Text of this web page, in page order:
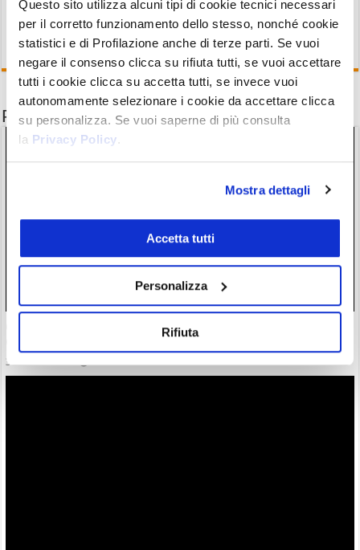
Questo sito utilizza alcuni tipi di cookie tecnici necessari
per il corretto funzionamento dello stesso, nonché cookie
statistici e di Profilazione anche di terze parti. Se vuoi
negare il consenso clicca su rifiuta tutti, se vuoi accettare
tutti i cookie clicca su accetta tutti, se invece vuoi
autonomamente selezionare i cookie da accettare clicca
su personalizza. Se vuoi saperne di più consulta
la Privacy Policy.
Mostra dettagli
Accetta tutti
Personalizza
Rifiuta
Potrebbe interessarti anche
Coinbase manca le stime nel Q2: $COIN apre a -11%.
31/07/26 18:27